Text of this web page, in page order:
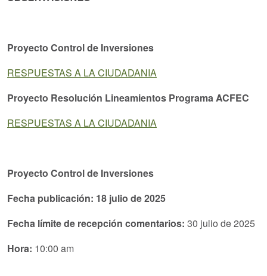
Proyecto Control de Inversiones
RESPUESTAS A LA CIUDADANIA
Proyecto Resolución Lineamientos Programa ACFEC
RESPUESTAS A LA CIUDADANIA
Proyecto Control de Inversiones
Fecha publicación: 18 julio de 2025
Fecha límite de recepción comentarios: 30 julio de 2025
Hora: 10:00 am